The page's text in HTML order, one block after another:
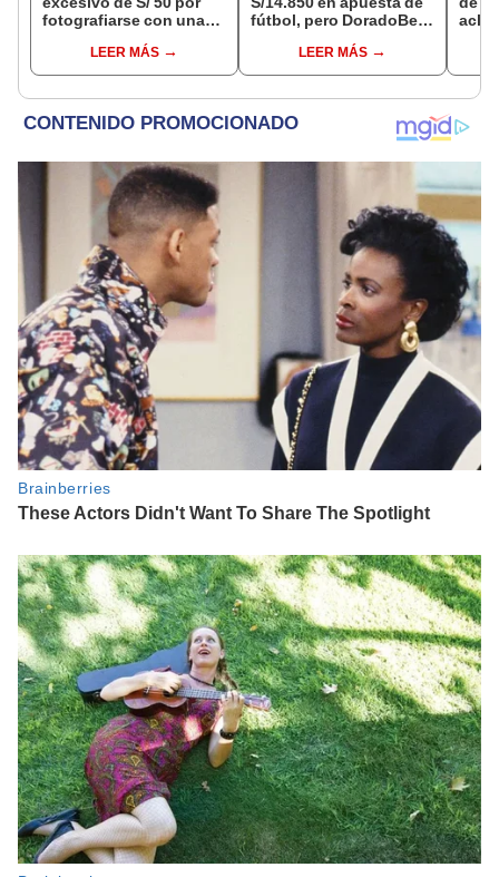
fotografiarse con una
Serenazgo recuperó el
dinero
LEER MÁS
fútbol, pero DoradoBet
Indecopi multó a la
empresa con más de S/
LEER MÁS